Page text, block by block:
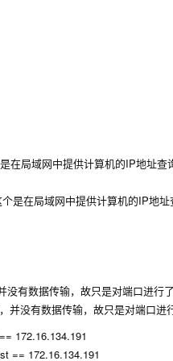
在局域网中提供计算机的IP地址
有数据传输，故只是对端口进行
172.16.134.191